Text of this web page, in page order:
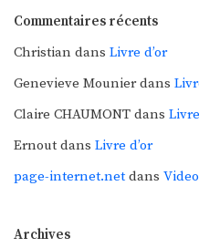
Commentaires récents
Christian dans Livre d’or
Genevieve Mounierdans
Claire CHAUMONT dans
Ernout dans Livre d’or
page-internet.net dans
Archives